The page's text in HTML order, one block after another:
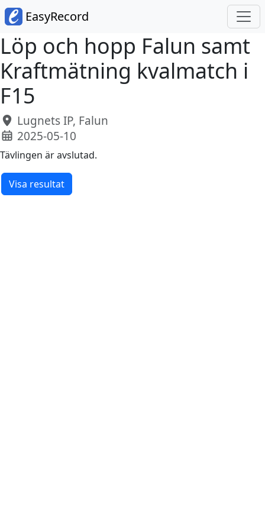
EasyRecord
Löp och hopp Falun samt
Kraftmätning kvalmatch i
F15
Lugnets IP, Falun
2025-05-10
Tävlingen är avslutad.
Visa resultat